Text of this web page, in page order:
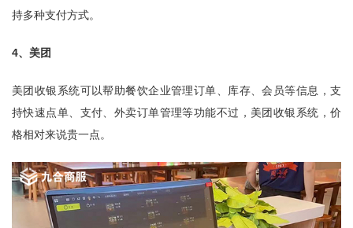
持多种支付方式。
4、美团
美团收银系统可以帮助餐饮企业管理订单、库存、会员等信息，支
持快速点单、支付、外卖订单管理等功能不过，美团收银系统，价
格相对来说贵一点。